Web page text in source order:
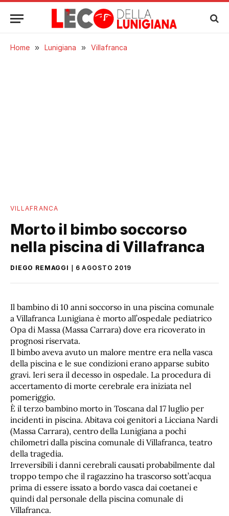
Home » Lunigiana » Villafranca
VILLAFRANCA
Morto il bimbo soccorso
nella piscina di Villafranca
DIEGO REMAGGI 6 AGOSTO 2019
Il bambino di 10 anni soccorso in una piscina comunale
a Villafranca Lunigiana è morto all’ospedale pediatrico
Opa di Massa (Massa Carrara) dove era ricoverato in
prognosi riservata.
Il bimbo aveva avuto un malore mentre era nella vasca
della piscina e le sue condizioni erano apparse subito
gravi. Ieri sera il decesso in ospedale. La procedura di
accertamento di morte cerebrale era iniziata nel
pomeriggio.
È il terzo bambino morto in Toscana dal 17 luglio per
incidenti in piscina. Abitava coi genitori a Licciana Nardi
(Massa Carrara), centro della Lunigiana a pochi
chilometri dalla piscina comunale di Villafranca, teatro
della tragedia.
Irreversibili i danni cerebrali causati probabilmente dal
troppo tempo che il ragazzino ha trascorso sott’acqua
prima di essere issato a bordo vasca dai coetanei e
quindi dal personale della piscina comunale di
Villafranca.